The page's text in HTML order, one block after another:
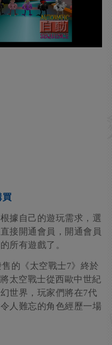
買
據自己的遊玩需求，選
接開通會員，開通會員
所有遊戲了。
的《太空戰士7》終於
太空戰士從西歐中世紀
世界，玩家們將在7代
人難忘的角色經歷一場